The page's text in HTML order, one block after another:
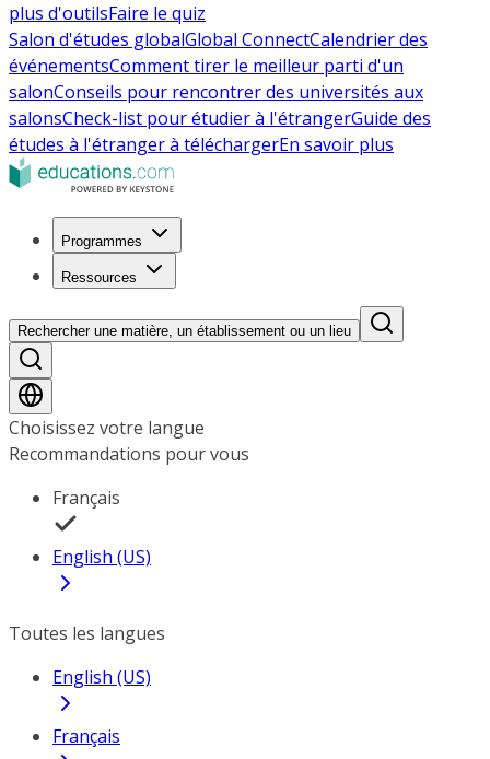
plus d'outilsFaire le quiz
Salon d'études globalGlobal ConnectCalendrier des
événementsComment tirer le meilleur parti d'un
salonConseils pour rencontrer des universités aux
salonsCheck-list pour étudier à l'étrangerGuide des
études à l'étranger à téléchargerEn savoir plus
Programmes
Ressources
Rechercher une matière, un établissement ou un lieu
Choisissez votre langue
Recommandations pour vous
Français
English (US)
Toutes les langues
English (US)
Français